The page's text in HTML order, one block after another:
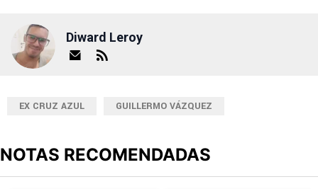
Diward Leroy
EX CRUZ AZUL GUILLERMO VÁZQUEZ
NOTAS RECOMENDADAS